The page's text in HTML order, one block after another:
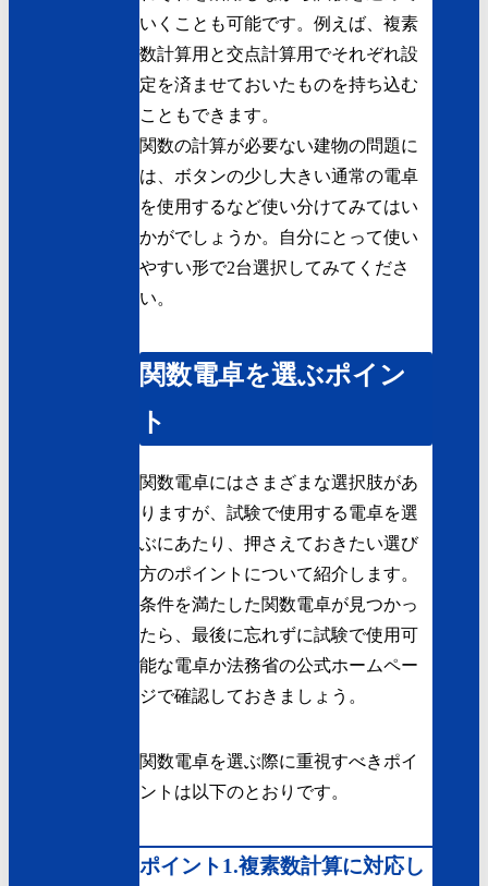
いくことも可能です。例えば、複素
数計算用と交点計算用でそれぞれ設
定を済ませておいたものを持ち込む
こともできます。
関数の計算が必要ない建物の問題に
は、ボタンの少し大きい通常の電卓
を使用するなど使い分けてみてはい
かがでしょうか。自分にとって使い
やすい形で2台選択してみてくださ
い。
関数電卓を選ぶポイン
ト
関数電卓にはさまざまな選択肢があ
りますが、試験で使用する電卓を選
ぶにあたり、押さえておきたい選び
方のポイントについて紹介します。
条件を満たした関数電卓が見つかっ
たら、最後に忘れずに試験で使用可
能な電卓か法務省の公式ホームペー
ジで確認しておきましょう。
関数電卓を選ぶ際に重視すべきポイ
ントは以下のとおりです。
ポイント1.複素数計算に対応し